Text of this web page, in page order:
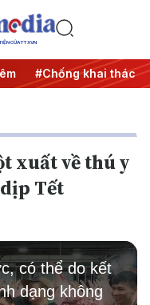
CỦA TTXVN
#Chống khai thác IUU
xuất về thú y
Tết
có thể do kết
dạng không